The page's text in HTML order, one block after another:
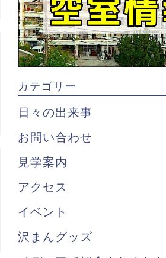
カテゴリー
日々の出来事
お問い合わせ
見学案内
アクセス
イベント
沢まんグッズ